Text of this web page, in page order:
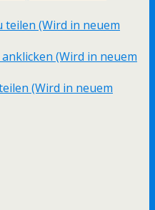
teilen (Wird in neuem
(Wird in neuem
(Wird in neuem